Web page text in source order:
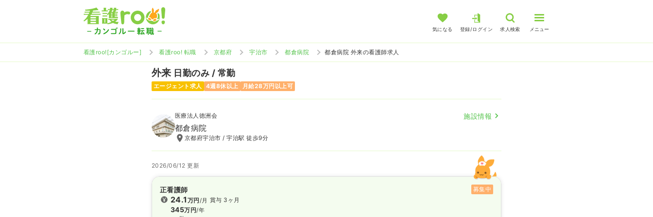
気になる 登録/ログイン 求人検索 メニュー
看護roo![カンゴルー] 看護roo! 転職 京都府 宇治市 都倉病院 都倉病院 外来の看護師求人
外来 日勤のみ / 常勤
エージェント求人 4週8休以上 月給28万円以上可
医療法人徳洲会 施設情報
都倉病院
京都府宇治市 / 宇治駅 徒歩9分
2026/06/12 更新
正看護師 募集中
24.1 万円/月
345万円/年
賞与 3ヶ月